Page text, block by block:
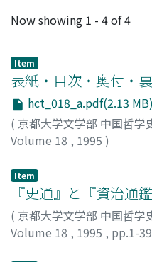
Recent
Now showing 1 - 4 of 4
Item
表紙・目次・奥付・
hct_018_a.pdf(2.13 MB)
( 京都大学文学部 中国哲学
Volume 18 , 1995 )
Item
『史通』と『資治通鑑
( 京都大学文学部 中国哲学
Volume 18 , 1995 , pp.1-39